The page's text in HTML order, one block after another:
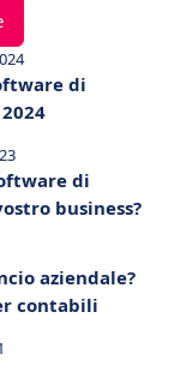
di
business?
aziendale?
contabili